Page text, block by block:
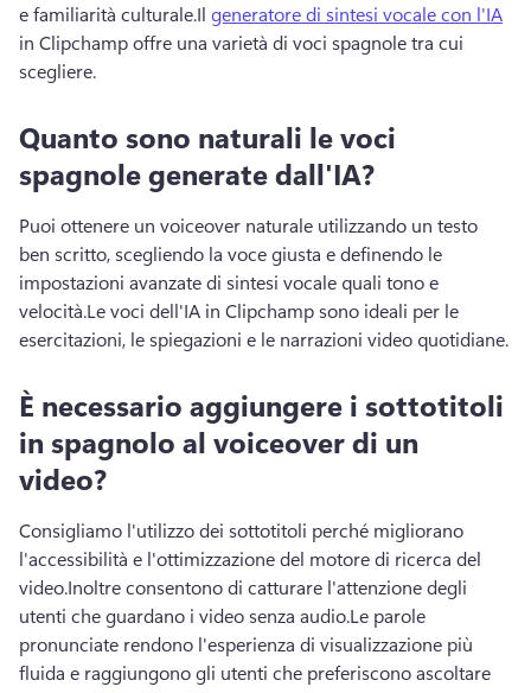
e familiarità culturale.Il generatore di sintesi vocale con l'IA
in Clipchamp offre una varietà di voci spagnole tra cui
scegliere.
Quanto sono naturali le voci
spagnole generate dall'IA?
Puoi ottenere un voiceover naturale utilizzando un testo
ben scritto, scegliendo la voce giusta e definendo le
impostazioni avanzate di sintesi vocale quali tono e
velocità.Le voci dell'IA in Clipchamp sono ideali per le
esercitazioni, le spiegazioni e le narrazioni video quotidiane.
È necessario aggiungere i sottotitoli
in spagnolo al voiceover di un
video?
Consigliamo l'utilizzo dei sottotitoli perché migliorano
l'accessibilità e l'ottimizzazione del motore di ricerca del
video.Inoltre consentono di catturare l'attenzione degli
utenti che guardano i video senza audio.Le parole
pronunciate rendono l'esperienza di visualizzazione più
fluida e raggiungono gli utenti che preferiscono ascoltare